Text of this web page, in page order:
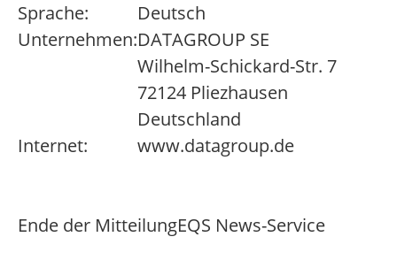
Sprache:
Deutsch
Unternehmen:DATAGROUP SE
Wilhelm-Schickard-Str. 7
72124 Pliezhausen
Deutschland
Internet:
www.datagroup.de
Ende der MitteilungEQS News-Service